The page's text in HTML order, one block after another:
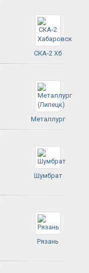
СКА-2 Хб
Металлург
Шумбрат
Рязань